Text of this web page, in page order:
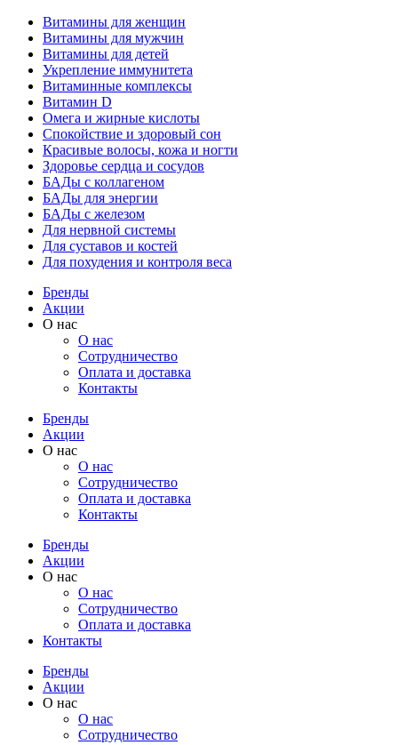
Витамины для женщин
Витамины для мужчин
Витамины для детей
Укрепление иммунитета
Витаминные комплексы
Витамин D
Омега и жирные кислоты
Спокойствие и здоровый сон
Красивые волосы, кожа и ногти
Здоровье сердца и сосудов
БАДы с коллагеном
БАДы для энергии
БАДы с железом
Для нервной системы
Для суставов и костей
Для похудения и контроля веса
Бренды
Акции
О нас
О нас
Cотрудничество
Оплата и доставка
Контакты
Бренды
Акции
О нас
О нас
Cотрудничество
Оплата и доставка
Контакты
Бренды
Акции
О нас
О нас
Cотрудничество
Оплата и доставка
Контакты
Бренды
Акции
О нас
О нас
Cотрудничество